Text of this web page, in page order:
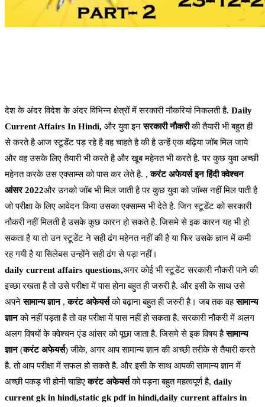
देश के अंदर विदेश के अंदर विभिन्न क्षेत्रों में सरकारी नौकरियां निकलती है. Daily
Current Affairs In Hindi, और युवा इनसरकारी नौकरीकी तैयारी भी बहुत ही
से करते है आज स्टूडेंट पड़ रहे है वह चाहते है की है उन्हें एक बढ़िया जॉब मिल जाये
और वह उसके लिए तैयारी भी करते है और खूब महेनत भी करते है. पर कुछ युवा अच्छी
महेनत करके उस एक्साम्स को पास कर लेते है. ,करंट अफेयर्स इन हिंदी क्वेश्चन
आंसर 2022और उनको जॉब भी मिल जाती है पर कुछ युवा को जॉब्स नहीं मिल पाती है
जो परीक्षा के लिए आवेदन किया उसका एक्साम्स भी देते है. जिन स्टूडेंट को सरकारी
नौकरी नहीं मिलती है उसके कुछ कारन हो सकते है. जिसमे से इक कारन यह भी हो
सकता है या तो उन स्टूडेंट ने सही ढंग महेनत नहीं की है या फिर उसके ज्ञान में कमी
रह गयी है या सिलेबस उन्होंने सही ढंग से पड़ा नहीं।
daily current affairs questions,अगर कोई भी स्टूडेंट सरकारी नौकरी पाने की
इच्छा रखता है तो उसे परीक्षा में पास होना बहुत ही जरुरी है. और इसी के साथ उसे
अपनेसामान्य ज्ञान,करंट अफेयर्सको बढ़ाना बहुत ही जरुरी है। जब तक वहसामान्य
ज्ञानको नहीं पड़ता है तो वह परीक्षा में पास नहीं हो सकता है. सरकारी नौकरी में अलग
अलग विषयों के क्वेश्चन एंड आंसर को पूछा जाता है. जिसमे से इक विषय हैसामान्य
ज्ञान(करंट अफेयर्स) जीके, अगर आप सामान्य ज्ञान की अच्छी तरीके से तैयारी करते
है. तो आप परीक्षा में सफल हो सकते है. और इसी के साथ आपकी सामान्य ज्ञान में
अच्छी पकड़ भी होनी चाहिएकरंट अफेयर्सको पड़ना बहुत महत्वपूर्ण है, daily
current gk in hindi,static gk pdf in hindi,daily current affairs in